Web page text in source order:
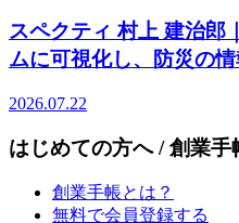
スペクティ 村上 建治郎
ムに可視化し、防災の
2026.07.22
はじめての方へ / 創業手
創業手帳とは？
無料で会員登録する